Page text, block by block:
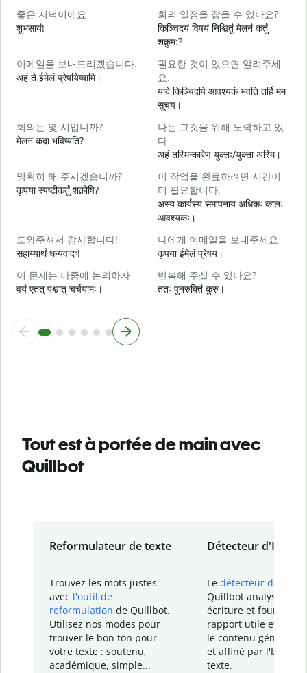
좋은 저녁이에요
शुभसायं!
회의 일정을 잡을 수 있나요?
किञ्चिदयं विषयं निश्चितुं मेलनं कर्तुं
शक्नुम:?
이메일을 보내드리겠습니다.
अहं ते ईमेलं प्रेषयिष्यामि।
필요한 것이 있으면 알려주세
요.
यदि किञ्चिदपि आवश्यकं भवति तर्हि मम
सूचय।
회의는 몇 시입니까?
मेलनं कदा भविष्यति?
나는 그것을 위해 노력하고 있
다
अहं तस्मिन्कारेण युक्तः/युक्ता अस्मि।
명확히 해 주시겠습니까?
कृपया स्पष्टीकर्तुं शक्नोषि?
이 작업을 완료하려면 시간이
더 필요합니다.
अस्य कार्यस्य समापनाय अधिकः कालः
आवश्यकः।
도와주셔서 감사합니다!
सहाय्यार्थं धन्यवादः!
나에게 이메일을 보내주세요
कृपया ईमेलं प्रेषय।
이 문제는 나중에 논의하자
वयं एतत् पश्चात् चर्चयामः।
반복해 주실 수 있나요?
ततः पुनरुक्तिं कुरु।
Tout est à portée de main avec
Quillbot
Reformulateur de texte
Trouvez les mots justes
avec l'outil de
reformulation de Quillbot.
Utilisez nos modes pour
trouver le bon ton pour
votre texte : soutenu,
académique, simple...
Détecteur d'IA
Le détecteur d'IA
Quillbot analyse votre
écriture et fournit un
rapport utile et
le contenu généré
et affiné par l'IA
texte.